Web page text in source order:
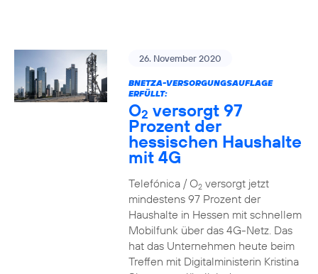
26. November 2020
BNETZA-VERSORGUNGSAUFLAGE
ERFÜLLT:
O2 versorgt 97
Prozent der
hessischen Haushalte
mit 4G
Telefónica / O2versorgt jetzt
mindestens 97 Prozent der
Haushalte in Hessen mit schnellem
Mobilfunk über das 4G-Netz. Das
hat das Unternehmen heute beim
Treffen mit Digitalministerin Kristina